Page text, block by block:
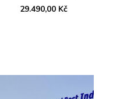
29.490,00 Kč